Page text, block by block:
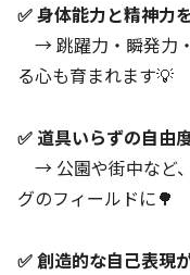
✅ 身体能力と精神力
→ 跳躍力・瞬発力
る心も育まれます💡
✅ 道具いらずの自由
→ 公園や街中など
グのフィールドに🌳
✅ 創造的な自己表現